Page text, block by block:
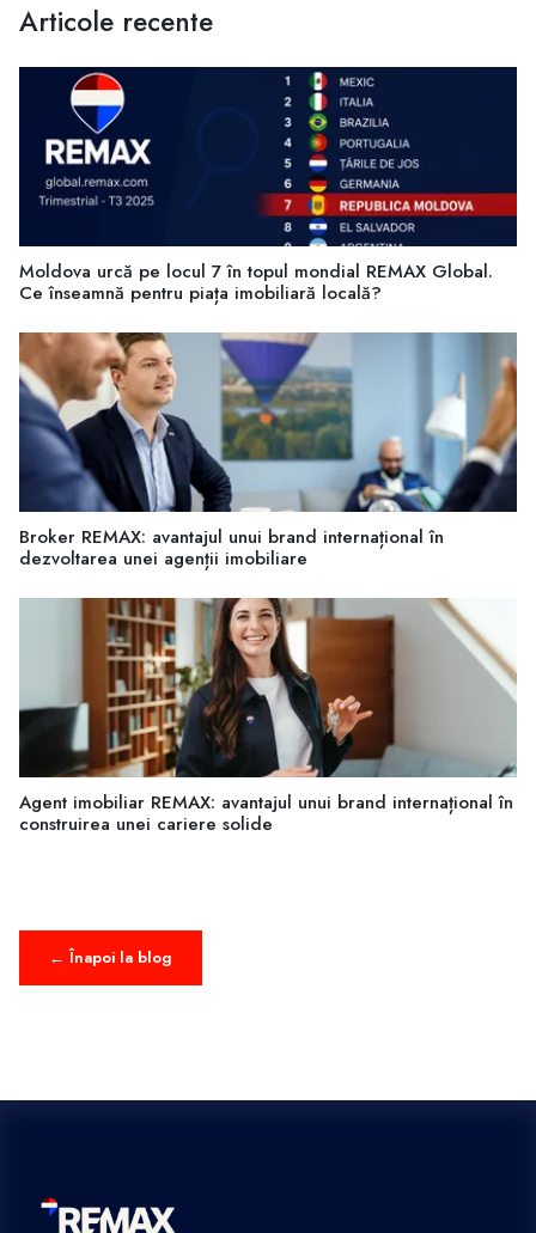
Articole recente
Moldova urcă pe locul 7 în topul mondial REMAX Global.
Ce înseamnă pentru piața imobiliară locală?
Broker REMAX: avantajul unui brand internațional în
dezvoltarea unei agenții imobiliare
Agent imobiliar REMAX: avantajul unui brand internațional în
construirea unei cariere solide
← Înapoi la blog